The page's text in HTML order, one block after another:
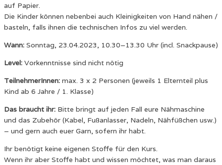
auf Papier.
Die Kinder können nebenbei auch Kleinigkeiten von Hand nähen /
basteln, falls ihnen die technischen Infos zu viel werden.
Wann: Sonntag, 23.04.2023, 10.30–13.30 Uhr (incl. Snackpause)
Level: Vorkenntnisse sind nicht nötig
TeilnehmerInnen: max. 3 x 2 Personen (jeweils 1 Elternteil plus
Kind ab 6 Jahre / 1. Klasse)
Das braucht ihr: Bitte bringt auf jeden Fall eure Nähmaschine
und das Zubehör (Kabel, Fußanlasser, Nadeln, Nähfüßchen usw.)
– und gern auch euer Garn, sofern ihr habt.
Ihr benötigt keine eigenen Stoffe für den Kurs.
Wenn ihr aber Stoffe habt und wissen möchtet, was man daraus